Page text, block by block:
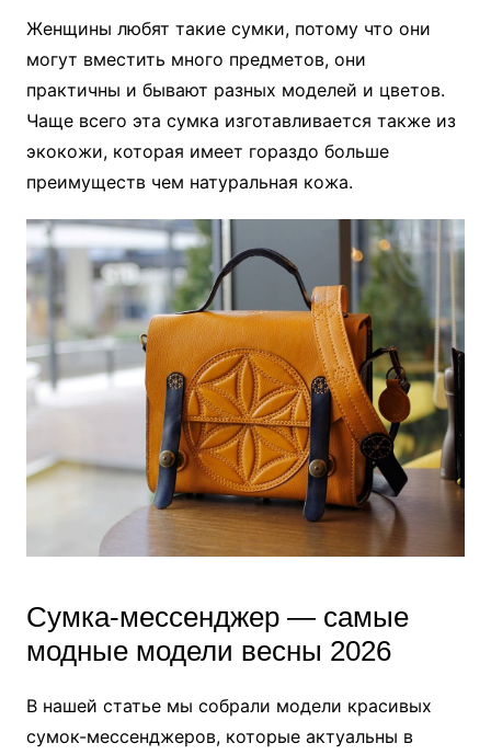
Женщины любят такие сумки, потому что они
могут вместить много предметов, они
практичны и бывают разных моделей и цветов.
Чаще всего эта сумка изготавливается также из
экокожи, которая имеет гораздо больше
преимуществ чем натуральная кожа.
Сумка-мессенджер — самые
модные модели весны 2026
В нашей статье мы собрали модели красивых
сумок-мессенджеров, которые актуальны в